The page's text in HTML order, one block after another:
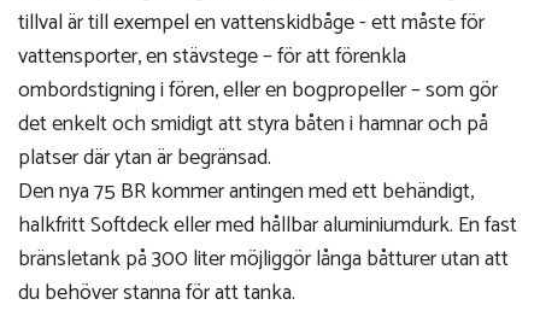
tillval är till exempel en vattenskidbåge - ett måste för
vattensporter, en stävstege – för att förenkla
ombordstigning i fören, eller en bogpropeller – som gör
det enkelt och smidigt att styra båten i hamnar och på
platser där ytan är begränsad.
Den nya 75 BR kommer antingen med ett behändigt,
halkfritt Softdeck eller med hållbar aluminiumdurk. En fast
bränsletank på 300 liter möjliggör långa båtturer utan att
du behöver stanna för att tanka.